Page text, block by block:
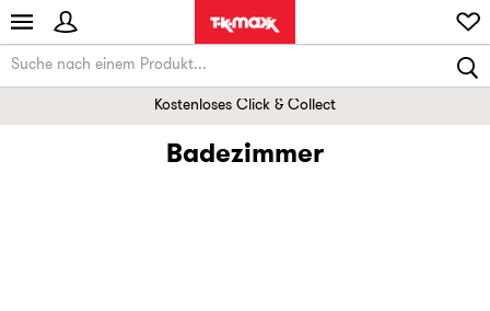
Kostenloses Click & Collect
Badezimmer